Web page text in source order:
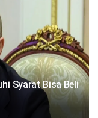
Syarat Bisa Beli